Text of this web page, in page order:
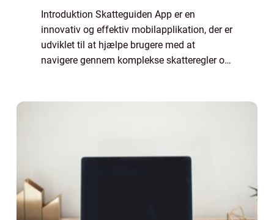
Introduktion Skatteguiden App er en
innovativ og effektiv mobilapplikation, der er
udviklet til at hjælpe brugere med at
navigere gennem komplekse skatteregler og